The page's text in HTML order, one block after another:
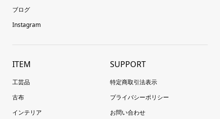
ブログ
Instagram
ITEM
工芸品
古布
インテリア
SUPPORT
特定商取引法表示
プライバシーポリシー
お問い合わせ